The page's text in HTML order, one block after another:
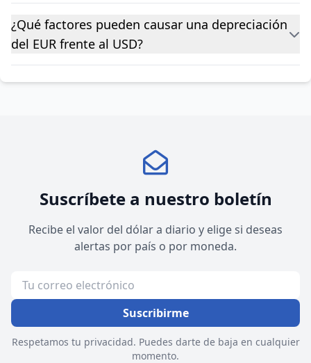
¿Qué factores pueden causar una depreciación
del EUR frente al USD?
Suscríbete a nuestro boletín
Recibe el valor del dólar a diario y elige si deseas
alertas por país o por moneda.
Suscribirme
Respetamos tu privacidad. Puedes darte de baja en cualquier
momento.